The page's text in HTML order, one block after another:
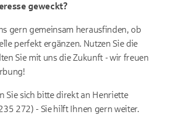
geweckt?
gern gemeinsam herausfinden, ob
perfekt ergänzen. Nutzen Sie die
Sie mit uns die Zukunft - wir freuen
Sie sich bitte direkt an Henriette
272) - Sie hilft Ihnen gern weiter.